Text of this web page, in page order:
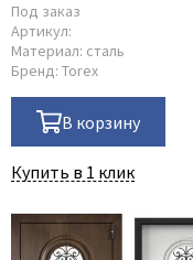
Под заказ
Артикул:
Материал: сталь
Бренд: Torex
В корзину
Купить в 1 клик